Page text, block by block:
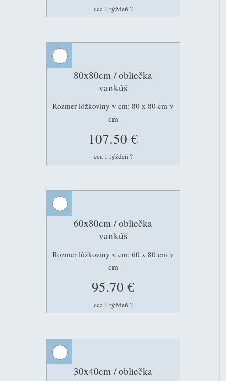
cca 1 týždeň ?
80x80cm / obliečka
vankúš
Rozmer lôžkoviny v cm: 80 x 80 cm v
cm
107.50 €
cca 1 týždeň ?
60x80cm / obliečka
vankúš
Rozmer lôžkoviny v cm: 60 x 80 cm v
cm
95.70 €
cca 1 týždeň ?
30x40cm / obliečka